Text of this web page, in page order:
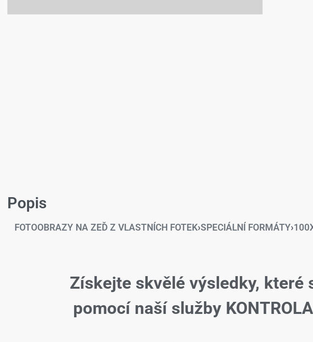
Popis
FOTOOBRAZY NA ZEĎ Z VLASTNÍCH FOTEK›SPECIÁLNÍ FORMÁTY›
Získejte skvělé výsledky, které
pomocí naší služby